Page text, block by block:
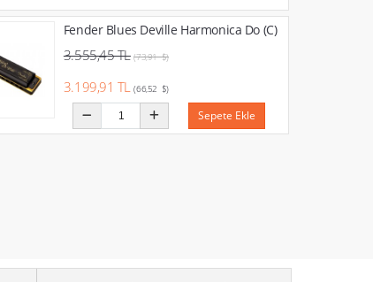
Fender Blues Deville Harmonica Do (C)
3.555,45 TL (73,91 $)
3.199,91 TL(66,52 $)
Sepete Ekle